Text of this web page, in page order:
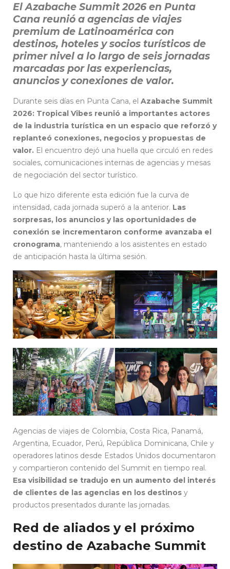
El Azabache Summit 2026 en Punta
Cana reunió a agencias de viajes
premium de Latinoamérica con
destinos, hoteles y socios turísticos de
primer nivel a lo largo de seis jornadas
marcadas por las experiencias,
anuncios y conexiones de valor.
Durante seis días en Punta Cana, el Azabache Summit
2026: Tropical Vibes reunió a importantes actores
de la industria turística en un espacio que reforzó y
replanteó conexiones, negocios y propuestas de
valor. El encuentro dejó una huella que circuló en redes
sociales, comunicaciones internas de agencias y mesas
de negociación del sector turístico.
Lo que hizo diferente esta edición fue la curva de
intensidad, cada jornada superó a la anterior. Las
sorpresas, los anuncios y las oportunidades de
conexión se incrementaron conforme avanzaba el
cronograma, manteniendo a los asistentes en estado
de anticipación hasta la última sesión.
Agencias de viajes de Colombia, Costa Rica, Panamá,
Argentina, Ecuador, Perú, República Dominicana, Chile y
operadores latinos desde Estados Unidos documentaron
y compartieron contenido del Summit en tiempo real.
Esa visibilidad se tradujo en un aumento del interés
de clientes de las agencias en los destinos y
productos presentados durante las jornadas.
Red de aliados y el próximo
destino de Azabache Summit